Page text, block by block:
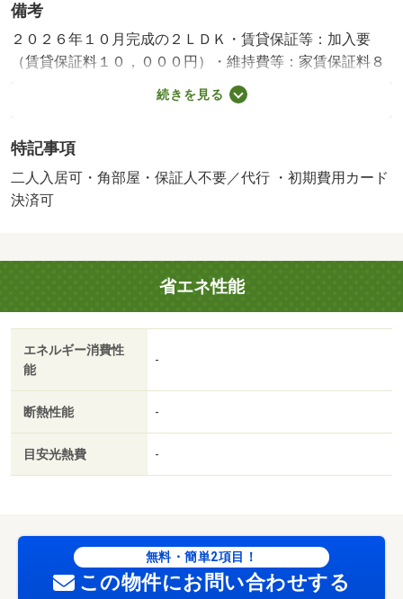
備考
２０２６年１０月完成の２ＬＤＫ・賃貸保証等：加入要
（賃貸保証料１０，０００円）・維持費等：家賃保証料８
９５円／月・近鉄御所線の近鉄新庄駅まで徒歩７分の物件
です。来客時にはＴＶドアホンで訪問者の顔を確認する事
共用部には宅配ボックスが備え付けられています。・バイ
ク置場：なし・駐輪場：有/抗菌施工代 17050円
続きを見る
特記事項
二人入居可・角部屋・保証人不要／代行 ・初期費用カード
決済可
省エネ性能
エネルギー消費性
能
-
断熱性能 -
目安光熱費 -
無料・簡単2項目！
この物件にお問い合わせする